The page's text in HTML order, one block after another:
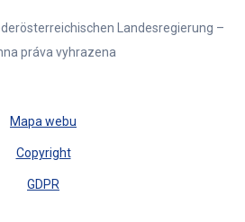
Landesregierung –
práva vyhrazena
Mapa webu
Copyright
GDPR